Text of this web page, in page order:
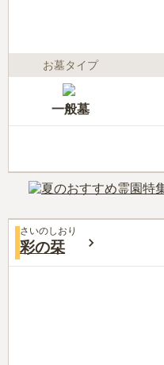
お墓タイプ
一般墓
さいのしおり
彩の栞